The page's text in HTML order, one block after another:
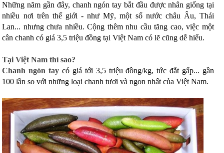
Những năm gần đây, chanh ngón tay bắt đầu được nhân giống tại
nhiều nơi trên thế giới - như Mỹ, một số nước châu Âu, Thái
Lan... nhưng chưa nhiều. Cộng thêm nhu cầu tăng cao, việc một
cân chanh có giá 3,5 triệu đồng tại Việt Nam có lẽ cũng dễ hiểu.
Tại Việt Nam thì sao?
Chanh ngón tay có giá tới 3,5 triệu đồng/kg, tức đắt gấp... gần
100 lần so với những loại chanh tươi và ngon nhất của Việt Nam.